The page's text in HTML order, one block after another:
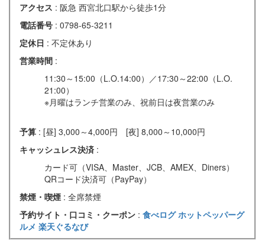
アクセス : 阪急 西宮北口駅から徒歩1分
電話番号 : 0798-65-3211
定休日 : 不定休あり
営業時間 :
11:30～15:00（L.O.14:00）／17:30～22:00（L.O.
21:00）
※月曜はランチ営業のみ、祝前日は夜営業のみ
予算 : [昼] 3,000～4,000円 [夜] 8,000～10,000円
キャッシュレス決済 :
カード可（VISA、Master、JCB、AMEX、Diners）
QRコード決済可（PayPay）
禁煙・喫煙 : 全席禁煙
予約サイト・口コミ・クーポン : 食べログホットペッパーグ
ルメ 楽天ぐるなび